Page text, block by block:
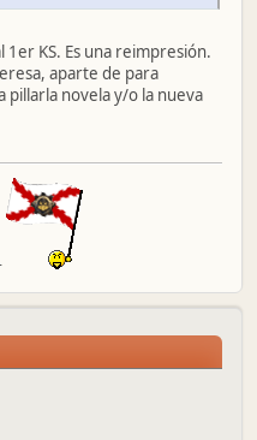
KS. Es una reimpresión.
aparte de para
pillarla novela y/o la nueva